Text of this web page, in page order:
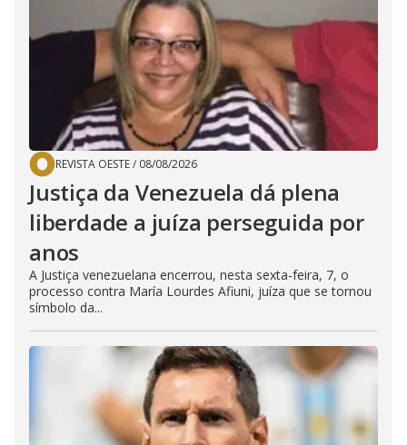
REVISTA OESTE/ 08/08/2026
Justiça da Venezuela dá plena
liberdade a juíza perseguida por
anos
A Justiça venezuelana encerrou, nesta sexta-feira, 7, o
processo contra María Lourdes Afiuni, juíza que se tornou
símbolo da...